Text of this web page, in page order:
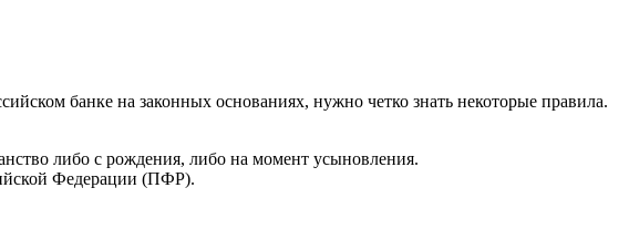
банке на законных основаниях, нужно четко знать некоторые правила.
либо с рождения, либо на момент усыновления.
Федерации (ПФР).